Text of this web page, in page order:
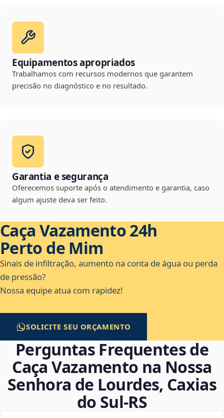
Equipamentos apropriados
Trabalhamos com recursos modernos que garantem
precisão no diagnóstico e no resultado.
Garantia e segurança
Oferecemos suporte após o atendimento e garantia, caso
algum ajuste deva ser feito.
Caça Vazamento 24h
Perto de Mim
Sinais de infiltração, aumento na conta de água ou perda
de pressão?
Nossa equipe atua com rapidez!
SOLICITE SEU ORÇAMENTO
Perguntas Frequentes de
Caça Vazamento na Nossa
Senhora de Lourdes, Caxias
do Sul‑RS